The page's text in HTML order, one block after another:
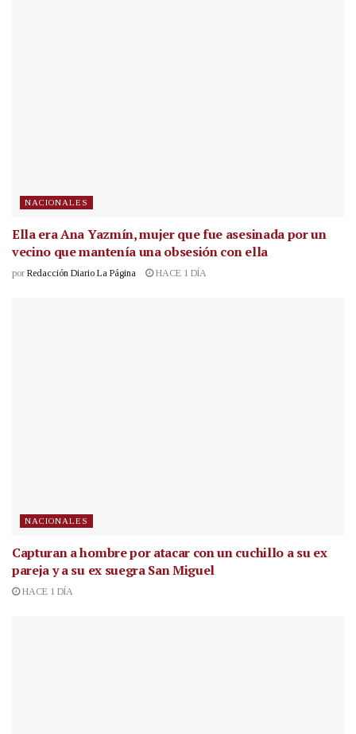
NACIONALES
Ella era Ana Yazmín, mujer que fue asesinada por un
vecino que mantenía una obsesión con ella
por Redacción Diario La Página HACE 1 DÍA
NACIONALES
Capturan a hombre por atacar con un cuchillo a su ex
pareja y a su ex suegra San Miguel
HACE 1 DÍA